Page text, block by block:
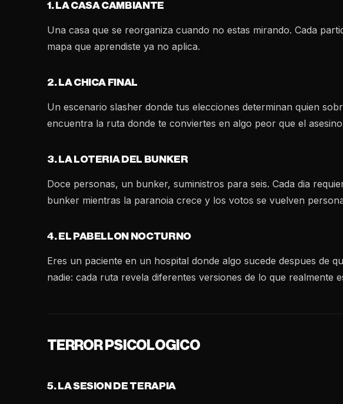
1. LA CASA CAMBIANTE
Una casa que se reorganiza cuando no estas mirando. Cada
mapa que aprendiste ya no aplica.
2. LA CHICA FINAL
Un escenario slasher donde tus elecciones determinan quien
encuentra la ruta donde te conviertes en algo peor que el
3. LA LOTERIA DEL BUNKER
Doce personas, un bunker, suministros para seis. Cada dia
bunker mientras la paranoia crece y los votos se vuelven
4. EL PABELLON NOCTURNO
Eres un paciente en un hospital donde algo sucede despues de
nadie: cada ruta revela diferentes versiones de lo que realmente
TERROR PSICOLOGICO
5. LA SESION DE TERAPIA